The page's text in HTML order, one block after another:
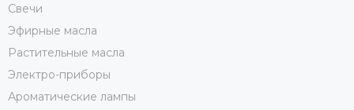
Свечи
Эфирные масла
Растительные масла
Электро-приборы
Ароматические лампы